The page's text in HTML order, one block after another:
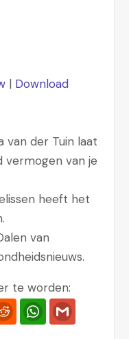
| Download
van der Tuin laat
vermogen van je
heeft het
van
te worden:
Reddit WhatsApp